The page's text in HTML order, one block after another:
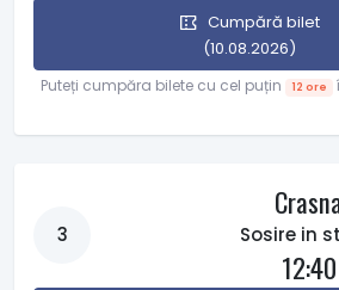
Cumpără bilet
(10.08.2026)
Puteți cumpăra bilete cu cel puțin 12 ore
3 Sosire in
12:40